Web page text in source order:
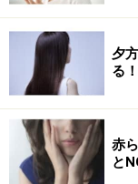
ベアミネラル 5
3000円
http://
UV効果やスキン
のですが、目の
ならず、キレイ
夕
る！
赤
と